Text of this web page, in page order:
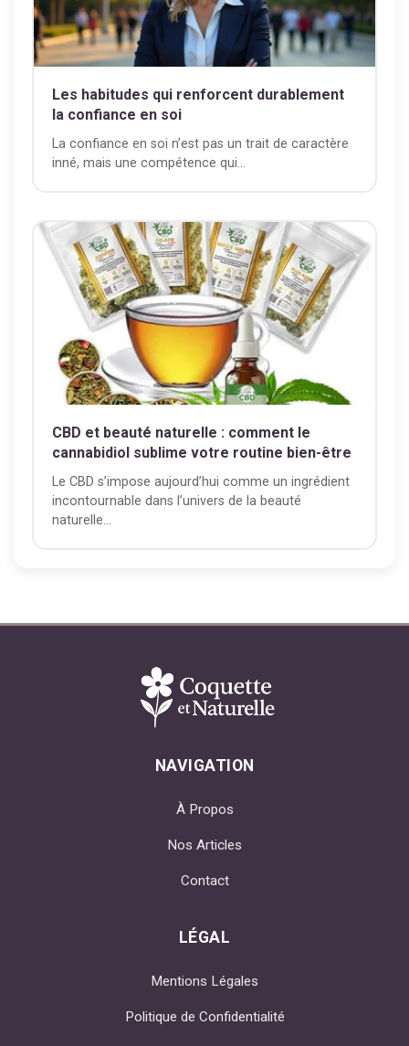
Les habitudes qui renforcent durablement
la confiance en soi
La confiance en soi n’est pas un trait de caractère
inné, mais une compétence qui...
CBD et beauté naturelle : comment le
cannabidiol sublime votre routine bien-être
Le CBD s’impose aujourd’hui comme un ingrédient
incontournable dans l’univers de la beauté
naturelle...
NAVIGATION
À Propos
Nos Articles
Contact
LÉGAL
Mentions Légales
Politique de Confidentialité